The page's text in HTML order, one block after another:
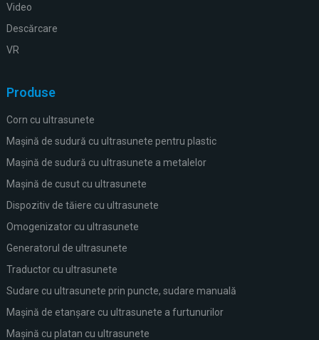
Video
Descărcare
VR
Produse
Corn cu ultrasunete
Mașină de sudură cu ultrasunete pentru plastic
Mașină de sudură cu ultrasunete a metalelor
Mașină de cusut cu ultrasunete
Dispozitiv de tăiere cu ultrasunete
Omogenizator cu ultrasunete
Generatorul de ultrasunete
Traductor cu ultrasunete
Sudare cu ultrasunete prin puncte, sudare manuală
Mașină de etanșare cu ultrasunete a furtunurilor
Mașină cu platan cu ultrasunete